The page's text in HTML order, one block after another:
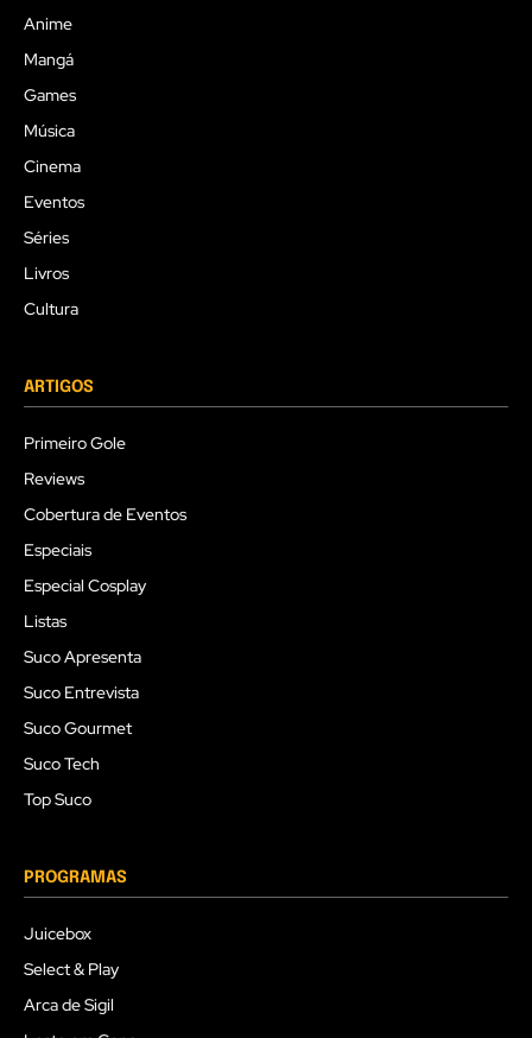
Anime
Mangá
Games
Música
Cinema
Eventos
Séries
Livros
Cultura
ARTIGOS
Primeiro Gole
Reviews
Cobertura de Eventos
Especiais
Especial Cosplay
Listas
Suco Apresenta
Suco Entrevista
Suco Gourmet
Suco Tech
Top Suco
PROGRAMAS
Juicebox
Select & Play
Arca de Sigil